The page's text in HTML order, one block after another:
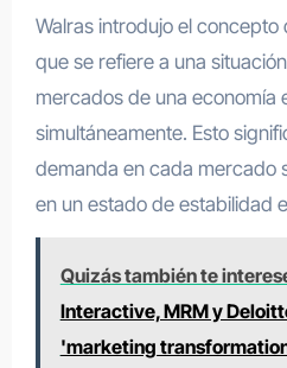
Walras introdujo el concepto
que se refiere a una
mercados de una economía
simultáneamente. Esto
demanda en cada mercado
en un estado de estabilidad
Quizás también te
Interactive, MRM y
'marketing